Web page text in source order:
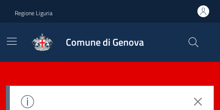
Regione Liguria
Comune di Genova